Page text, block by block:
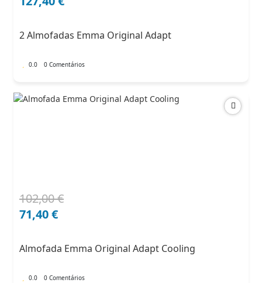
182,00 €.
127,40 €.
2 Almofadas Emma Original Adapt
0.0 0 Comentários
102,00€
O
preço
102,00 €.
71,40€
O
preço
71,40 €.
Almofada Emma Original Adapt Cooling
0.0 0 Comentários